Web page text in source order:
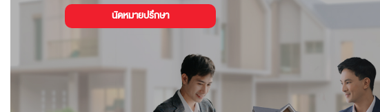
นัดหมายปรึกษา